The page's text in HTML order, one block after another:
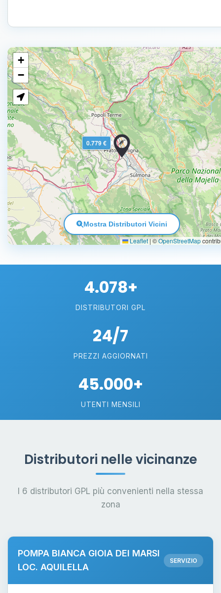
0.779 €
+
−
Leaflet |©OpenStreetMap
Mostra Distributori Vicini
4.078+
DISTRIBUTORI GPL
24/7
PREZZI AGGIORNATI
45.000+
UTENTI MENSILI
Distributori nelle vicinanze
I 6 distributori GPL più convenienti nella stessa
zona
POMPA BIANCA GIOIA DEI MARSI
LOC. AQUILELLA
SERVIZIO